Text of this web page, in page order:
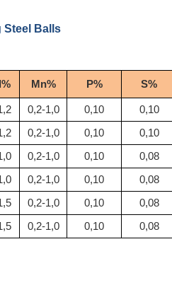
Steel Balls
Mn% P% S%
0,2-1,0 0,10 0,10
0,2-1,0 0,10 0,10
0,2-1,0 0,10 0,08
0,2-1,0 0,10 0,08
0,2-1,0 0,10 0,08
0,2-1,0 0,10 0,08